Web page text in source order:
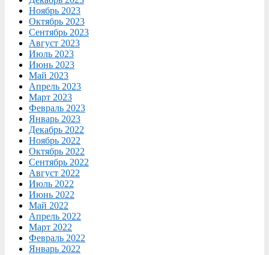
Ноябрь 2023
Октябрь 2023
Сентябрь 2023
Август 2023
Июль 2023
Июнь 2023
Май 2023
Апрель 2023
Март 2023
Февраль 2023
Январь 2023
Декабрь 2022
Ноябрь 2022
Октябрь 2022
Сентябрь 2022
Август 2022
Июль 2022
Июнь 2022
Май 2022
Апрель 2022
Март 2022
Февраль 2022
Январь 2022